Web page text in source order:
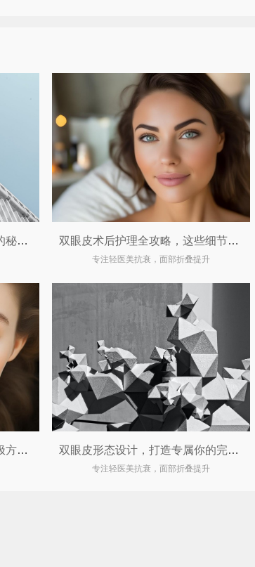
三点式双眼皮，打造精致眼神的秘密武器 双眼皮术后护理全攻略，这些细节你一定要知道！
专注轻医美抗衰，面部折叠提升
短鼻延长，重塑面部美学的终极方案！ 双眼皮形态设计，打造专属你的完美眼眸
专注轻医美抗衰，面部折叠提升